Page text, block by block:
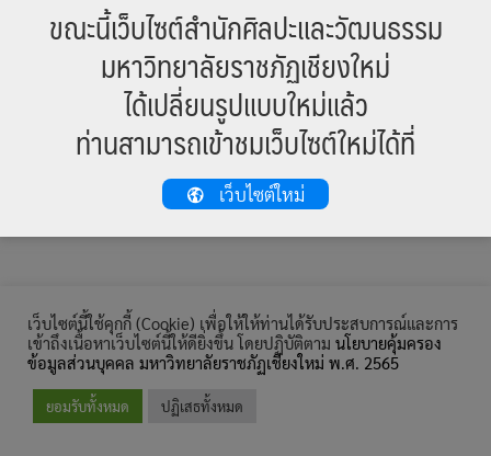
© สงวนลิขสิทธิ์ พ.ศ. 2559, สำนักศิลปะและวัฒนธรรม มหาวิทยาลัยราชภัฏ
เชียงใหม่
ขณะนี้เว็บไซต์สำนักศิลปะและวัฒนธรรม
มหาวิทยาลัยราชภัฏเชียงใหม่
ได้เปลี่ยนรูปแบบใหม่แล้ว
ท่านสามารถเข้าชมเว็บไซต์ใหม่ได้ที่
เว็บไซต์ใหม่
เว็บไซต์นี้ใช้คุกกี้ (Cookie) เพื่อให้ให้ท่านได้รับประสบการณ์และการ
เข้าถึงเนื้อหาเว็บไซต์นี้ให้ดียิ่งขึ้น โดยปฏิบัติตาม นโยบายคุ้มครอง
ข้อมูลส่วนบุคคล มหาวิทยาลัยราชภัฏเชียงใหม่ พ.ศ. 2565
ยอมรับทั้งหมด ปฏิเสธทั้งหมด